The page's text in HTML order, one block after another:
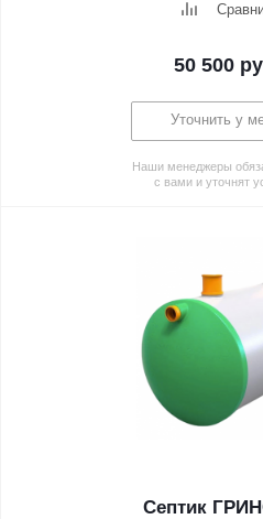
50 500
Уточнить у
Наши менеджеры
с вами и уточнят
Септик